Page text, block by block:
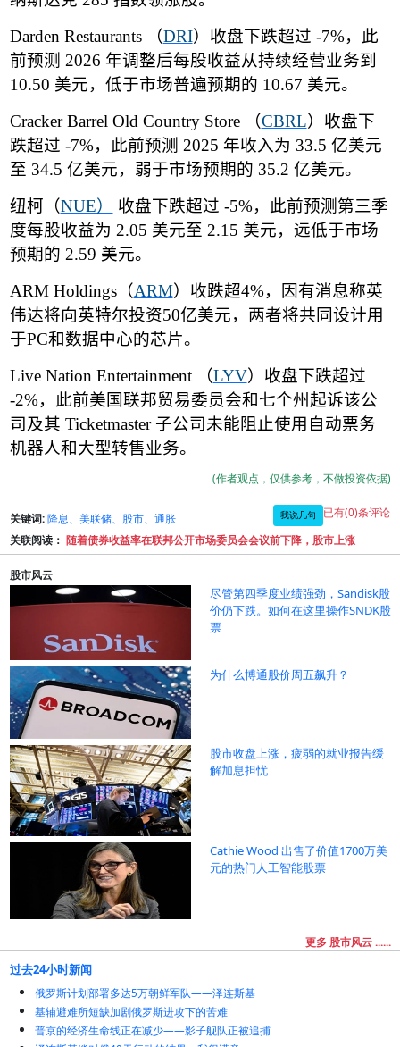
Darden Restaurants
（DRI） 收盘下跌超过 -7%，此
前预测 2026 年调整后每股收益从持续经营业务到
10.50 美元，低于市场普遍预期的 10.67 美元。
Cracker Barrel Old Country Store
（CBRL） 收盘下
跌超过 -7%，此前预测 2025 年收入为 33.5 亿美元
至 34.5 亿美元，弱于市场预期的 35.2 亿美元。
纽柯 （NUE） 收盘下跌超过 -5%，此前预测第三季
度每股收益为 2.05 美元至 2.15 美元，远低于市场
预期的 2.59 美元。
ARM Holdings（ARM）收跌超4%，因有消息称英
伟达将向英特尔投资50亿美元，两者将共同设计用
于PC和数据中心的芯片。
Live Nation Entertainment
（LYV） 收盘下跌超过
-2%，此前美国联邦贸易委员会和七个州起诉该公
司及其 Ticketmaster 子公司未能阻止使用自动票务
机器人和大型转售业务。
(作者观点，仅供参考，不做投资依据)
关键词: 降息、美联储、股市、通胀 我说几句 已有(0)条评论
关联阅读： 随着债券收益率在联邦公开市场委员会会议前下降，股市上涨
股市风云
尽管第四季度业绩强劲，Sandisk股
价仍下跌。如何在这里操作SNDK股
票
为什么博通股价周五飙升？
股市收盘上涨，疲弱的就业报告缓
解加息担忧
Cathie Wood 出售了价值1700万美
元的热门人工智能股票
更多 股市风云 ......
过去24小时新闻
俄罗斯计划部署多达5万朝鲜军队——泽连斯基
基辅避难所短缺加剧俄罗斯进攻下的苦难
普京的经济生命线正在减少——影子舰队正被追捕